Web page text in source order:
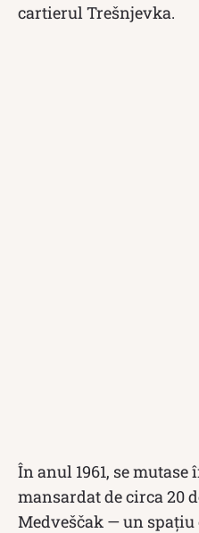
cartierul Trešnjevka.
În anul 1961, se
mansardat de circa 20
Medveščak — un